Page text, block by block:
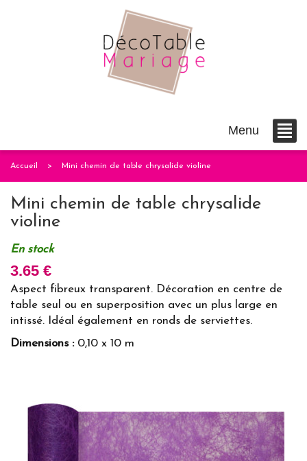
Menu
Accueil Mini chemin de table chrysalide violine
Mini chemin de table chrysalide
violine
En stock
3.65 €
Aspect fibreux transparent. Décoration en centre de
table seul ou en superposition avec un plus large en
intissé. Idéal également en ronds de serviettes.
Dimensions :0,10 x 10 m